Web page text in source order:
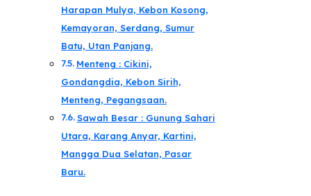
Harapan Mulya, Kebon Kosong,
Kemayoran, Serdang, Sumur
Batu, Utan Panjang.
Menteng : Cikini,
Gondangdia, Kebon Sirih,
Menteng, Pegangsaan.
Sawah Besar : Gunung Sahari
Utara, Karang Anyar, Kartini,
Mangga Dua Selatan, Pasar
Baru.